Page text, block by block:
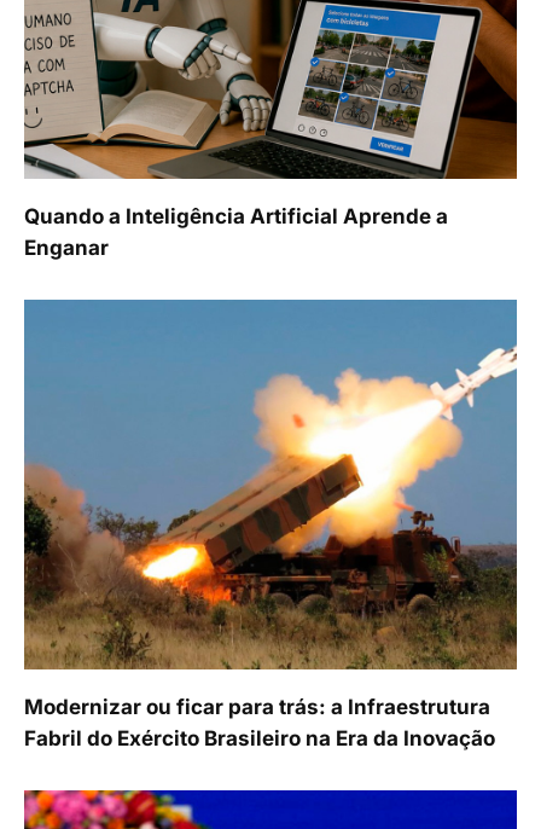
Quando a Inteligência Artificial Aprende a
Enganar
Modernizar ou ficar para trás: a Infraestrutura
Fabril do Exército Brasileiro na Era da Inovação